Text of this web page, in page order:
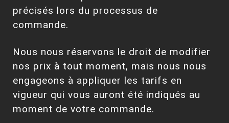
précisés lors du processus de
commande.
Nous nous réservons le droit de modifier
nos prix à tout moment, mais nous nous
engageons à appliquer les tarifs en
vigueur qui vous auront été indiqués au
moment de votre commande.